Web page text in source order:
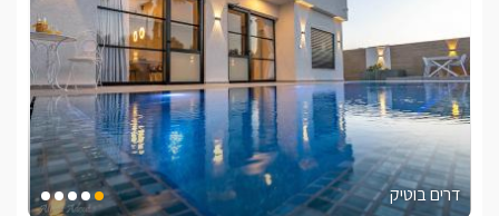
דרים בוטיק